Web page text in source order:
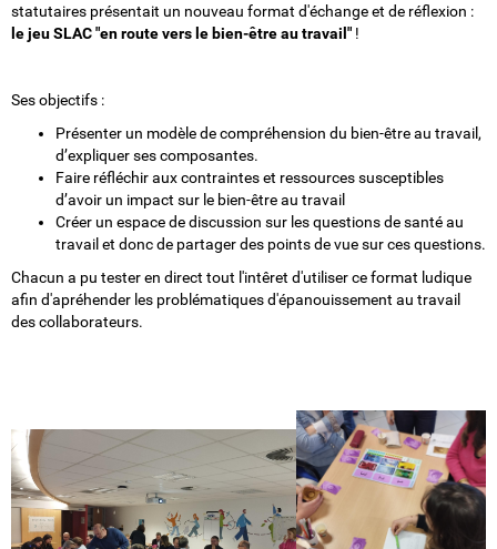
statutaires présentait un nouveau format d'échange et de réflexion :
le jeu SLAC "en route vers le bien-être au travail" !
Ses objectifs :
Présenter un modèle de compréhension du bien-être au travail,
d’expliquer ses composantes.
Faire réfléchir aux contraintes et ressources susceptibles
d’avoir un impact sur le bien-être au travail
Créer un espace de discussion sur les questions de santé au
travail et donc de partager des points de vue sur ces questions.
Chacun a pu tester en direct tout l'intêret d'utiliser ce format ludique
afin d'apréhender les problématiques d'épanouissement au travail
des collaborateurs.